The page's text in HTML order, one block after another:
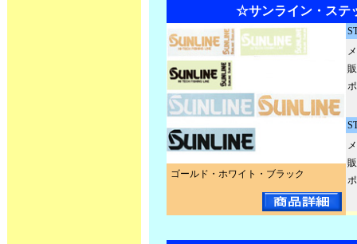
☆サンライン・ステ
ゴールド・ホワイト・ブラック